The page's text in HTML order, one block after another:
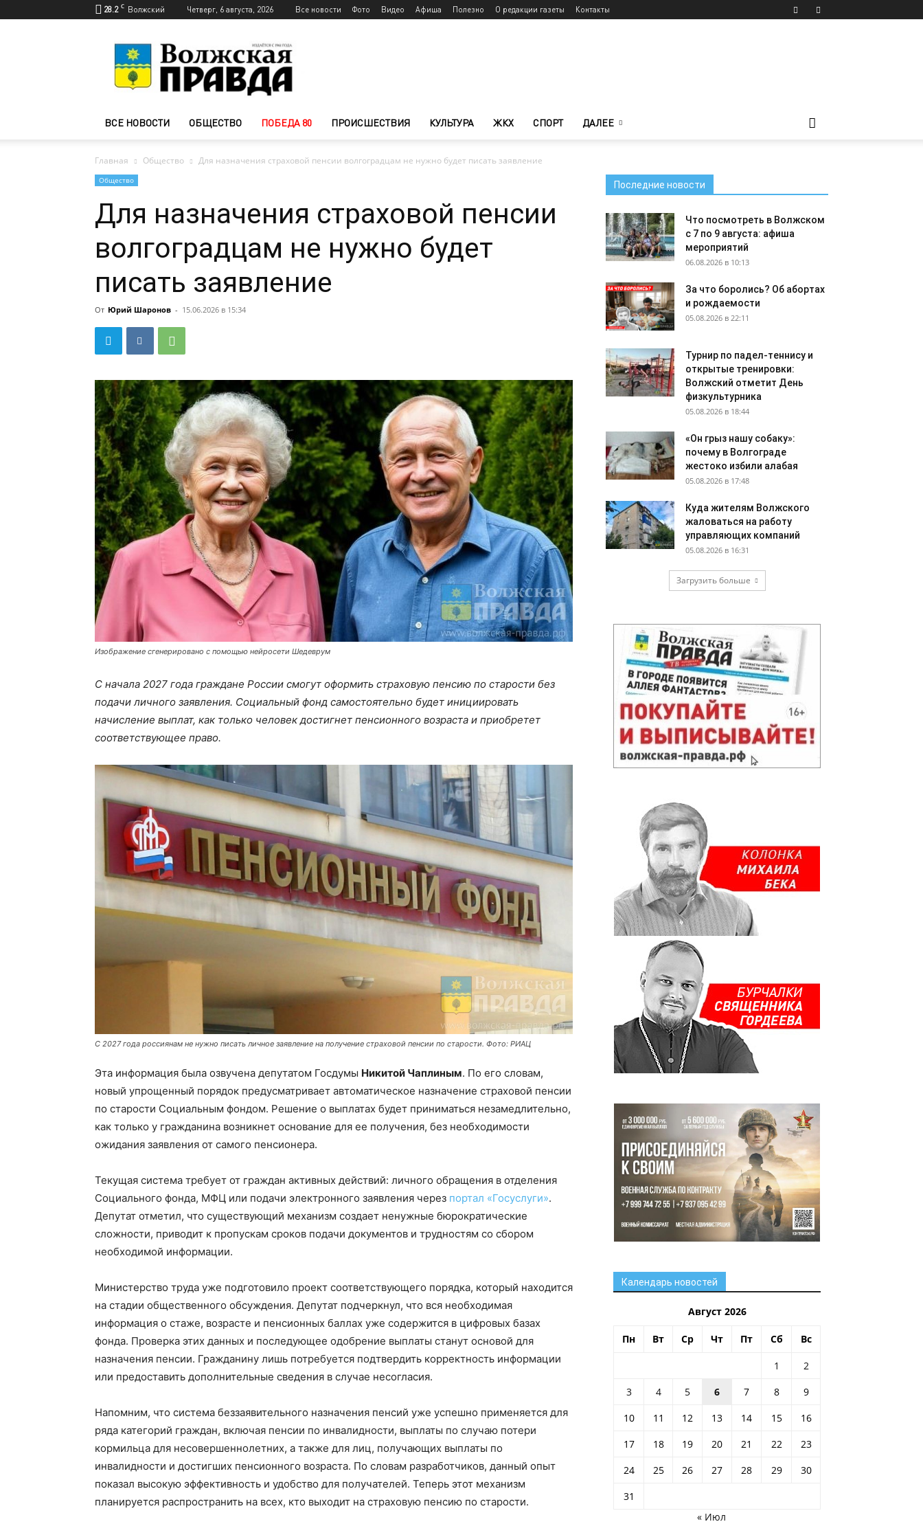
28.2 C Волжский Четверг, 6 августа, 2026 Все новости Фото Видео Афиша Полезно О редакции газеты Контакты
Волжского
—
Волжская
ВСЕ НОВОСТИ ОБЩЕСТВО ПОБЕДА 80 ПРОИСШЕСТВИЯ КУЛЬТУРА ЖКХ СПОРТ ДАЛЕЕ
Главная Общество Для назначения страховой пенсии волгоградцам не нужно будет писать заявление
Общество
Для назначения страховой пенсии
волгоградцам не нужно будет
писать заявление
От Юрий Шаронов - 15.06.2026 в 15:34
Изображение сгенерировано с помощью нейросети Шедеврум
С начала 2027 года граждане России смогут оформить страховую пенсию по старости без
подачи личного заявления. Социальный фонд самостоятельно будет инициировать
начисление выплат, как только человек достигнет пенсионного возраста и приобретет
соответствующее право.
С 2027 года россиянам не нужно писать личное заявление на получение страховой пенсии по старости. Фото: РИАЦ
Эта информация была озвучена депутатом Госдумы Никитой Чаплиным. По его словам,
новый упрощенный порядок предусматривает автоматическое назначение страховой пенсии
по старости Социальным фондом. Решение о выплатах будет приниматься незамедлительно,
как только у гражданина возникнет основание для ее получения, без необходимости
ожидания заявления от самого пенсионера.
Текущая система требует от граждан активных действий: личного обращения в отделения
Социального фонда, МФЦ или подачи электронного заявления через портал «Госуслуги».
Депутат отметил, что существующий механизм создает ненужные бюрократические
сложности, приводит к пропускам сроков подачи документов и трудностям со сбором
необходимой информации.
Министерство труда уже подготовило проект соответствующего порядка, который находится
на стадии общественного обсуждения. Депутат подчеркнул, что вся необходимая
информация о стаже, возрасте и пенсионных баллах уже содержится в цифровых базах
фонда. Проверка этих данных и последующее одобрение выплаты станут основой для
назначения пенсии. Гражданину лишь потребуется подтвердить корректность информации
или предоставить дополнительные сведения в случае несогласия.
Напомним, что система беззаявительного назначения пенсий уже успешно применяется для
ряда категорий граждан, включая пенсии по инвалидности, выплаты по случаю потери
кормильца для несовершеннолетних, а также для лиц, получающих выплаты по
инвалидности и достигших пенсионного возраста. По словам разработчиков, данный опыт
показал высокую эффективность и удобство для получателей. Теперь этот механизм
планируется распространить на всех, кто выходит на страховую пенсию по старости.
Последние новости
Что посмотреть в Волжском
с 7 по 9 августа: афиша
мероприятий
06.08.2026 в 10:13
За что боролись? Об абортах
и рождаемости
05.08.2026 в 22:11
Турнир по падел-теннису и
открытые тренировки:
Волжский отметит День
физкультурника
05.08.2026 в 18:44
«Он грыз нашу собаку»:
почему в Волгограде
жестоко избили алабая
05.08.2026 в 17:48
Куда жителям Волжского
жаловаться на работу
управляющих компаний
05.08.2026 в 16:31
Загрузить больше
Календарь новостей
Август 2026
Пн Вт Ср Чт Пт Сб Вс
1
2
3
4 5 6 7 8
9
10
11 12 13 14 15
16
17
18 19 20 21 22
23
24
25 26 27 28 29
30
31
« Июл